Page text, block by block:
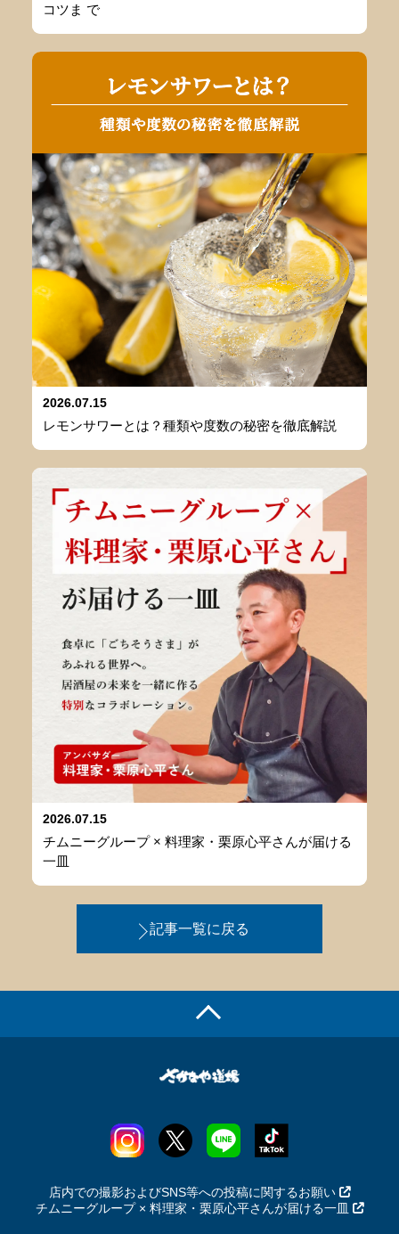
コツま で
2026.07.15
レモンサワーとは？種類や度数の秘密を徹底解説
2026.07.15
チムニーグループ × 料理家・栗原心平さんが届ける
一皿
記事一覧に戻る
店内での撮影およびSNS等への投稿に関するお願い
チムニーグループ × 料理家・栗原心平さんが届ける一皿